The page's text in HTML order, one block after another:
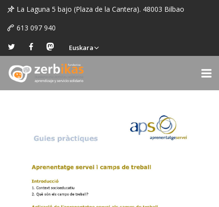
La Laguna 5 bajo (Plaza de la Cantera). 48003 Bilbao
613 097 940
Euskara